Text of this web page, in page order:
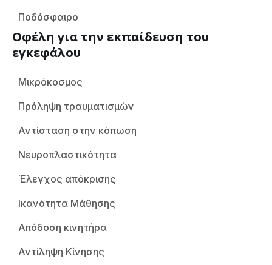
Ποδόσφαιρο
Οφέλη για την εκπαίδευση του
εγκεφάλου
Μικρόκοσμος
Πρόληψη τραυματισμών
Αντίσταση στην κόπωση
Νευροπλαστικότητα
Έλεγχος απόκρισης
Ικανότητα Μάθησης
Απόδοση κινητήρα
Αντίληψη Κίνησης